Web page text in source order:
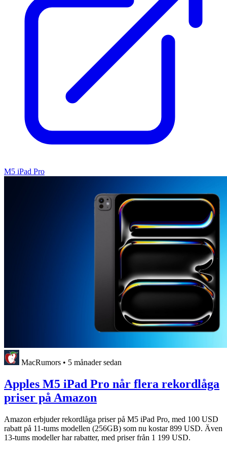
M5 iPad Pro
MacRumors • 5 månader sedan
Apples M5 iPad Pro når flera rekordlåga
priser på Amazon
Amazon erbjuder rekordlåga priser på M5 iPad Pro, med 100 USD
rabatt på 11-tums modellen (256GB) som nu kostar 899 USD. Även
13-tums modeller har rabatter, med priser från 1 199 USD.